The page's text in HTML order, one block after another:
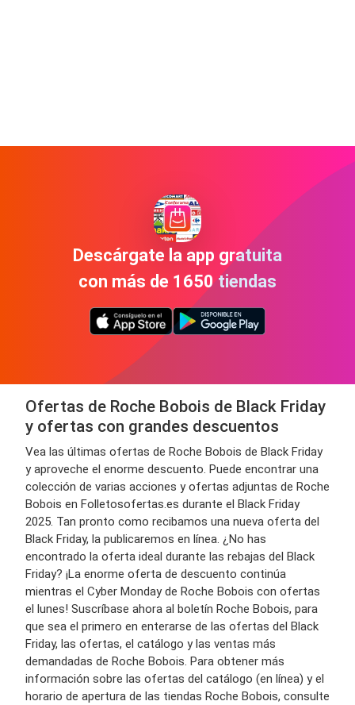
Descárgate la app gratuita
con más de 1650 tiendas
Ofertas de Roche Bobois de Black Friday
y ofertas con grandes descuentos
Vea las últimas ofertas de Roche Bobois de Black Friday
y aproveche el enorme descuento. Puede encontrar una
colección de varias acciones y ofertas adjuntas de Roche
Bobois en Folletosofertas.es durante el Black Friday
2025. Tan pronto como recibamos una nueva oferta del
Black Friday, la publicaremos en línea. ¿No has
encontrado la oferta ideal durante las rebajas del Black
Friday? ¡La enorme oferta de descuento continúa
mientras el Cyber ​​Monday de Roche Bobois con ofertas
el lunes! Suscríbase ahora al boletín Roche Bobois, para
que sea el primero en enterarse de las ofertas del Black
Friday, las ofertas, el catálogo y las ventas más
demandadas de Roche Bobois. Para obtener más
información sobre las ofertas del catálogo (en línea) y el
horario de apertura de las tiendas Roche Bobois, consulte